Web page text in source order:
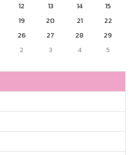
12 13 14
15
19 20 21
22
26 27 28
29
2 3 4 5